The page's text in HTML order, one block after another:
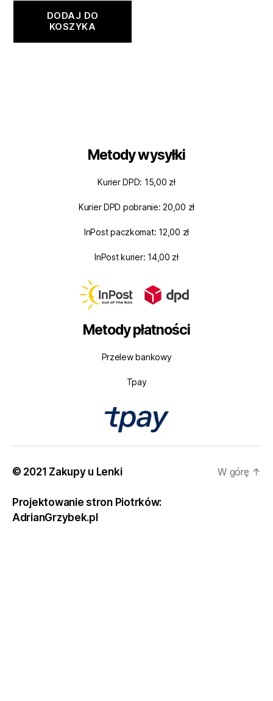
DODAJ DO
KOSZYKA
Metody wysyłki
Kurier DPD: 15,00 zł
Kurier DPD pobranie: 20,00 zł
InPost paczkomat: 12,00 zł
InPost kurier: 14,00 zł
Metody płatności
Przelew bankowy
Tpay
© 2021 Zakupy u Lenki
Projektowanie stron Piotrków:
AdrianGrzybek.pl
W górę ↑